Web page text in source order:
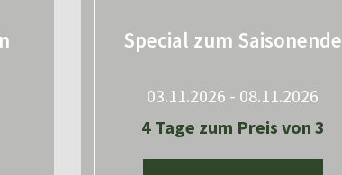
Special zum Saisonende
03.11.2026 - 08.11.2026
4 Tage zum Preis von 3